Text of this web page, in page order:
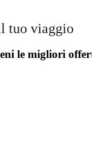
tuo viaggio
le migliori